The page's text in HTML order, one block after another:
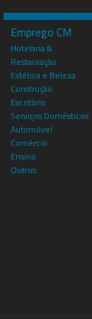
Emprego CM
Hotelaria &
Restauração
Estética e Beleza
Construção
Escritório
Serviços Domésticos
Automóvel
Comércio
Ensino
Outros